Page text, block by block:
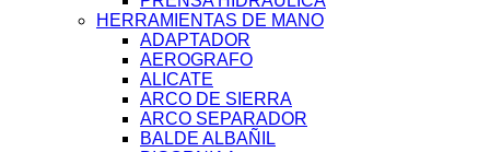
HERRAMIENTAS DE MANO
ADAPTADOR
AEROGRAFO
ALICATE
ARCO DE SIERRA
ARCO SEPARADOR
BALDE ALBAÑIL